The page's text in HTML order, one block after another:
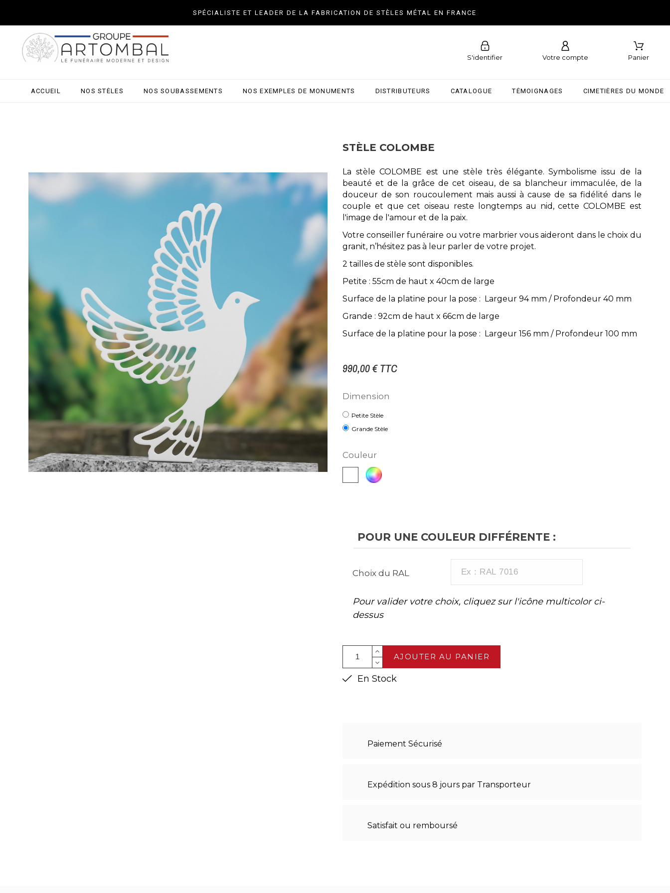
SPÉCIALISTE ET LEADER DE LA FABRICATION DE STÈLES MÉTAL EN FRANCE
S'identifier Votre compte Panier
ACCUEIL NOS STÈLES NOS SOUBASSEMENTS NOS EXEMPLES DE MONUMENTS DISTRIBUTEURS CATALOGUE TÉMOIGNAGES CIMETIÈRES DU MONDE
STÈLE COLOMBE
La stèle COLOMBE est une stèle très élégante. Symbolisme issu de la
beauté et de la grâce de cet oiseau, de sa blancheur immaculée, de la
douceur de son roucoulement mais aussi à cause de sa fidélité dans le
couple et que cet oiseau reste longtemps au nid, cette COLOMBE est
l'image de l'amour et de la paix.
Votre conseiller funéraire ou votre marbrier vous aideront dans le choix du
granit, n’hésitez pas à leur parler de votre projet.
2 tailles de stèle sont disponibles.
Petite : 55cm de haut x 40cm de large
Surface de la platine pour la pose : Largeur 94 mm / Profondeur 40 mm
Grande : 92cm de haut x 66cm de large
Surface de la platine pour la pose : Largeur 156 mm / Profondeur 100 mm
990,00 € TTC
Dimension
Petite Stèle
Grande Stèle
Couleur
BlancAutre
RAL
POUR UNE COULEUR DIFFÉRENTE :
Choix du RAL
Pour valider votre choix, cliquez sur l'icône multicolor ci-
dessus
AJOUTER AU PANIER
En Stock
Paiement Sécurisé
Expédition sous 8 jours par Transporteur
Satisfait ou remboursé